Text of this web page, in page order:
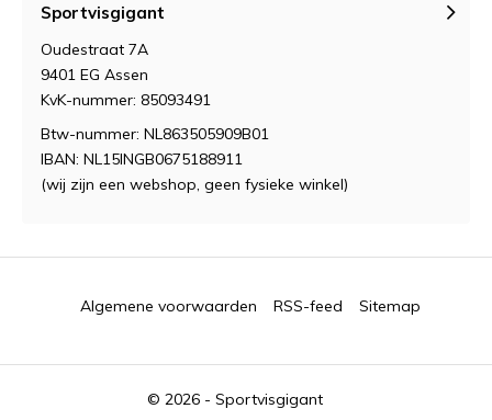
Sportvisgigant
Oudestraat 7A
9401 EG Assen
KvK-nummer: 85093491
Btw-nummer: NL863505909B01
IBAN: NL15INGB0675188911
(wij zijn een webshop, geen fysieke winkel)
© 2026 - Sportvisgigant
Algemene voorwaarden RSS-feed Sitemap